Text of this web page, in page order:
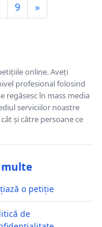
9 »
online. Aveți
profesional folosind
regăsesc în mass media
serviciilor noastre
și către persoane ce
o petiție
de